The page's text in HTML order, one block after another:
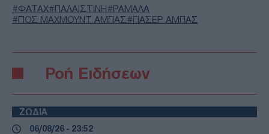
ΦΑΤΑΧ ΠΑΛΑΙΣΤΙΝΗ
ΡΑΜΑΛΑ
ΓΙΟΣ ΜΑΧΜΟΥΝΤ ΑΜΠΑΣ
ΓΙΑΣΕΡ ΑΜΠΑΣ
Ροή Ειδήσεων
ΖΩΔΙΑ
06/08/26 - 23:52